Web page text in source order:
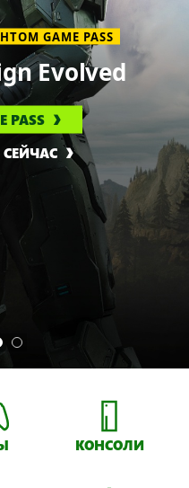
GAME PASS
Evolved
PASS
КОНСОЛИ